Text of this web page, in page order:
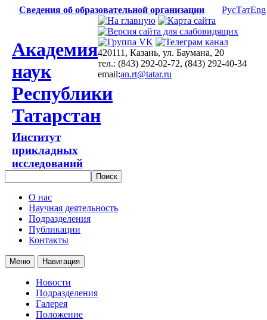
Сведения об образовательной организации РусТатEng
Академия
наук
Республики
Татарстан
Институт
прикладных
исследований
420111, Казань, ул. Баумана, 20
тел.: (843) 292-02-72, (843) 292-40-34
email:an.rt@tatar.ru
О нас
Научная деятельность
Подразделения
Публикации
Контакты
Меню Навигация
Новости
Подразделения
Галерея
Положение